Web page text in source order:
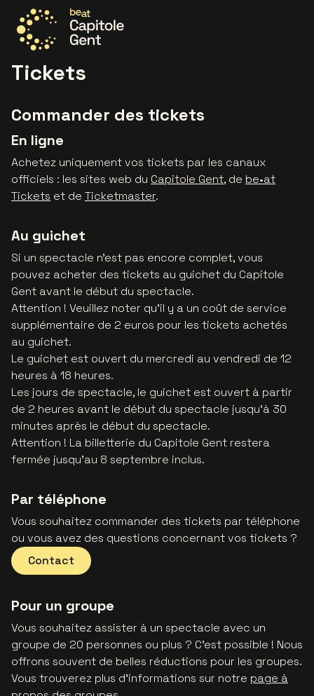
Tickets
Commander des tickets
En ligne
Achetez uniquement vos tickets par les canaux
officiels : les sites web du Capitole Gent, de be•at
Tickets et de Ticketmaster.
Au guichet
Si un spectacle n'est pas encore complet, vous
pouvez acheter des tickets au guichet du Capitole
Gent avant le début du spectacle.
Attention ! Veuillez noter qu’il y a un coût de service
supplémentaire de 2 euros pour les tickets achetés
au guichet.
Le guichet est ouvert du mercredi au vendredi de 12
heures à 18 heures.
Les jours de spectacle, le guichet est ouvert à partir
de 2 heures avant le début du spectacle jusqu'à 30
minutes après le début du spectacle.
Attention ! La billetterie du Capitole Gent restera
fermée jusqu’au 8 septembre inclus.
Par téléphone
Vous souhaitez commander des tickets par téléphone
ou vous avez des questions concernant vos tickets ?
Contact
Pour un groupe
Vous souhaitez assister à un spectacle avec un
groupe de 20 personnes ou plus ? C'est possible ! Nous
offrons souvent de belles réductions pour les groupes.
Vous trouverez plus d'informations sur notre page à